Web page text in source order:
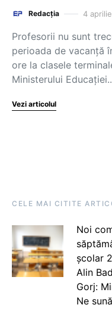
Redacția 4
Profesorii nu sunt
perioada de vacanță
ore la clasele
Ministerului
Vezi articolul
CELE MAI CITITE
Noi
școlar
Alin
Gorj:
Ne